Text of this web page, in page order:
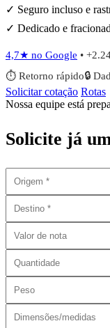
✓ Seguro incluso e
✓ Dedicado e
4,7★ no Google •
⏱ Retorno rápido🔒
Solicitar cotação Rotas
Nossa equipe está
Solicite já